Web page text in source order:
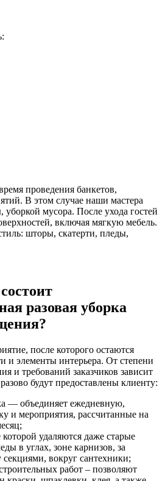
проведения банкетов,
В этом случае наши мастера
мусора. После ухода гостей
включая мягкую мебель.
шторы, скатерти, пледы,
разовая уборка
после которого остаются
и элементы интерьера. От степени
и требований заказчиков зависит
будут предоставлены клиенту:
— объединяет ежедневную,
и мероприятия, рассчитанные на
которой удаляются даже старые
в углах, зоне карнизов, за
вокруг сантехники;
работ – позволяют